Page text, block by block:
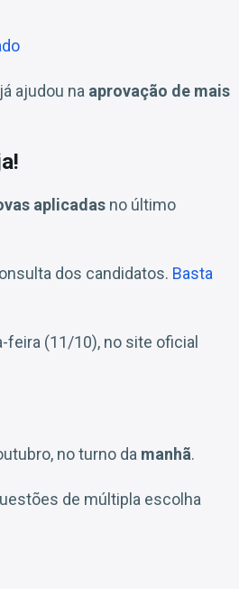
ajudou na aprovação de mais
aplicadas no último
dos candidatos. Basta
feira (11/10), no site oficial
no turno da manhã.
de múltipla escolha